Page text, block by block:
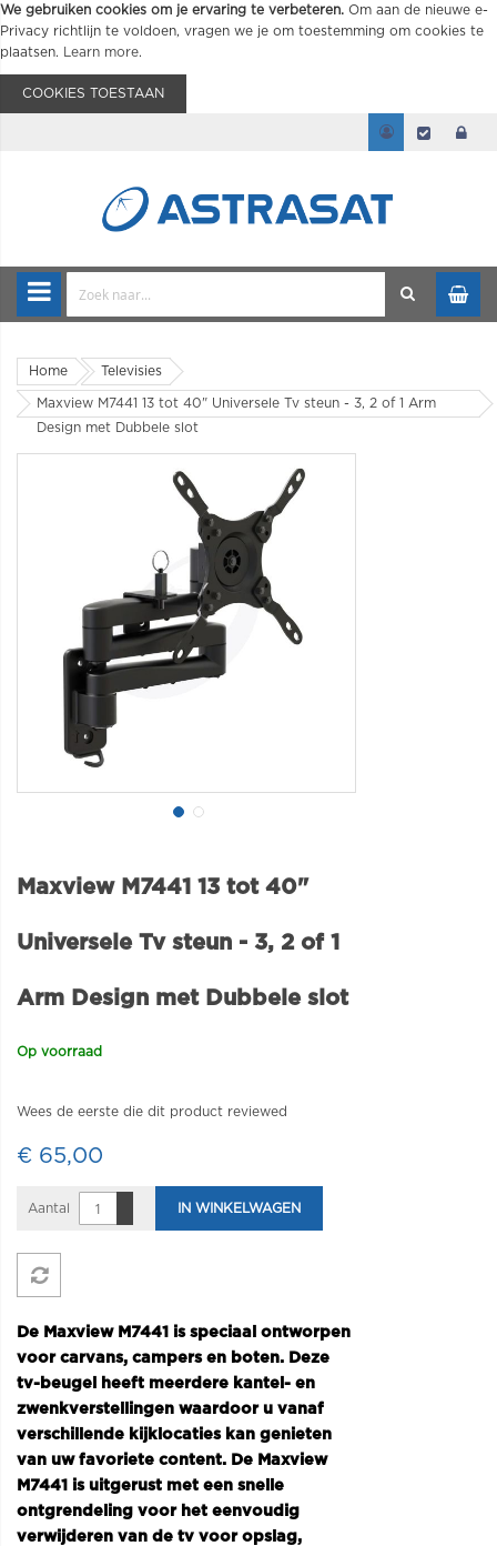
We gebruiken cookies om je ervaring te verbeteren. Om aan de nieuwe e-
Privacy richtlijn te voldoen, vragen we je om toestemming om cookies te
plaatsen.
Learn more.
COOKIES TOESTAAN
Home Televisies
Maxview M7441 13 tot 40" Universele Tv steun - 3, 2 of 1 Arm
Design met Dubbele slot
Maxview M7441 13 tot 40"
Universele Tv steun - 3, 2 of 1
Arm Design met Dubbele slot
Op voorraad
Wees de eerste die dit product reviewed
€ 65,00
Aantal IN WINKELWAGEN
De Maxview M7441 is speciaal ontworpen
voor carvans, campers en boten. Deze
tv-beugel heeft meerdere kantel- en
zwenkverstellingen waardoor u vanaf
verschillende kijklocaties kan genieten
van uw favoriete content. De Maxview
M7441 is uitgerust met een snelle
ontgrendeling voor het eenvoudig
verwijderen van de tv voor opslag,